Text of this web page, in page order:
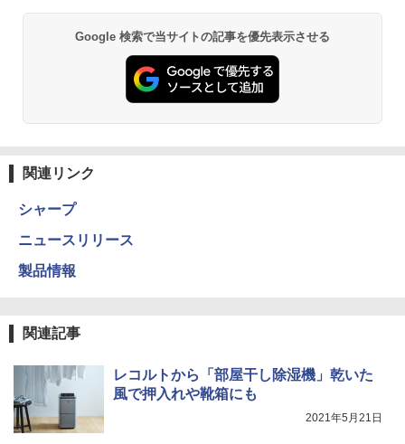
Google 検索で当サイトの記事を優先表示させる
関連リンク
シャープ
ニュースリリース
製品情報
関連記事
レコルトから「部屋干し除湿機」乾いた
風で押入れや靴箱にも
2021年5月21日